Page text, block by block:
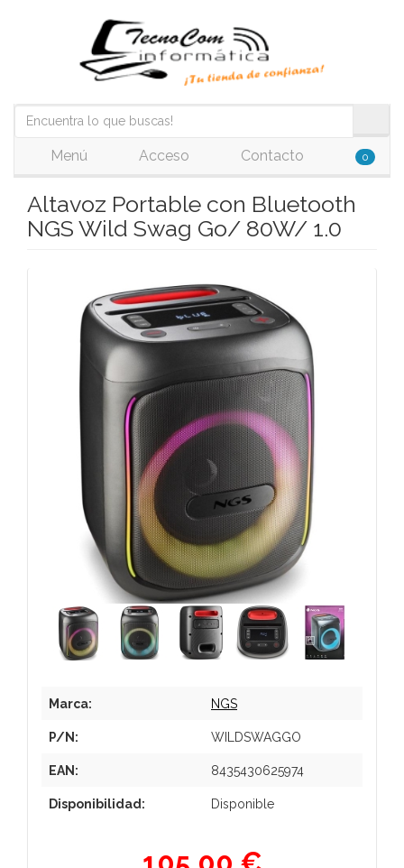
Menú Acceso Contacto 0
Altavoz Portable con Bluetooth
NGS Wild Swag Go/ 80W/ 1.0
Marca: NGS
P/N: WILDSWAGGO
EAN: 8435430625974
Disponibilidad: Disponible